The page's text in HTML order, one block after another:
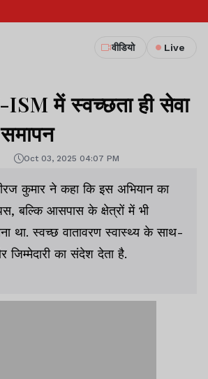
वीडियो Live
में स्वच्छता ही सेवा
Oct 03, 2025 04:07 PM
कुमार ने कहा कि इस अभियान का
बल्कि आसपास के क्षेत्रों में भी
था. स्वच्छ वातावरण स्वास्थ्य के साथ-
का संदेश देता है.